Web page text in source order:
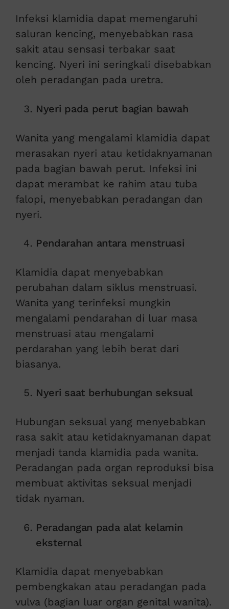
Infeksi klamidia dapat memengaruhi
saluran kencing, menyebabkan rasa
sakit atau sensasi terbakar saat
kencing. Nyeri ini seringkali disebabkan
oleh peradangan pada uretra.
Nyeri pada perut bagian bawah
Wanita yang mengalami klamidia dapat
merasakan nyeri atau ketidaknyamanan
pada bagian bawah perut. Infeksi ini
dapat merambat ke rahim atau tuba
falopi, menyebabkan peradangan dan
nyeri.
Pendarahan antara menstruasi
Klamidia dapat menyebabkan
perubahan dalam siklus menstruasi.
Wanita yang terinfeksi mungkin
mengalami pendarahan di luar masa
menstruasi atau mengalami
perdarahan yang lebih berat dari
biasanya.
Nyeri saat berhubungan seksual
Hubungan seksual yang menyebabkan
rasa sakit atau ketidaknyamanan dapat
menjadi tanda klamidia pada wanita.
Peradangan pada organ reproduksi bisa
membuat aktivitas seksual menjadi
tidak nyaman.
Peradangan pada alat kelamin
eksternal
Klamidia dapat menyebabkan
pembengkakan atau peradangan pada
vulva (bagian luar organ genital wanita).